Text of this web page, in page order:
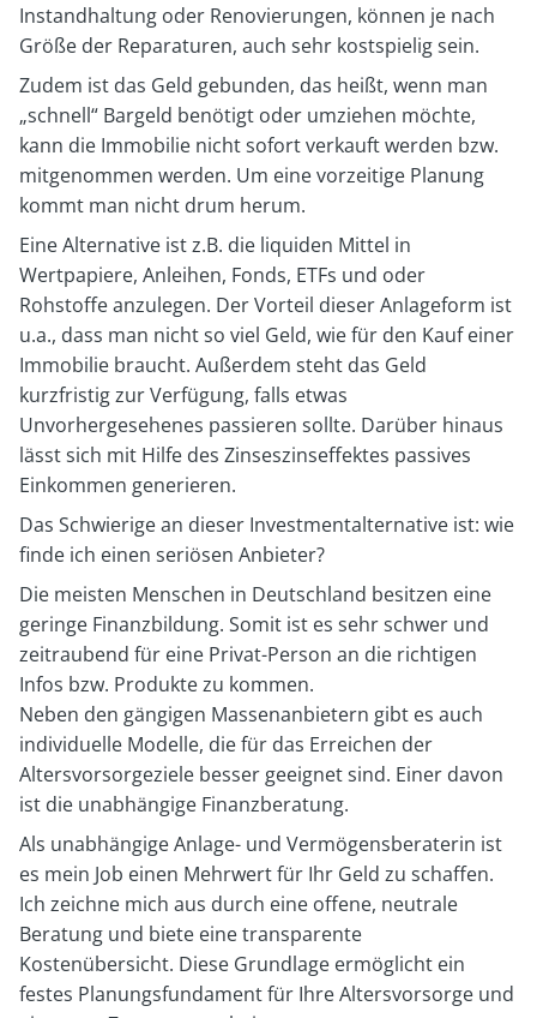
Instandhaltung oder Renovierungen, können je nach
Größe der Reparaturen, auch sehr kostspielig sein.
Zudem ist das Geld gebunden, das heißt, wenn man
„schnell“ Bargeld benötigt oder umziehen möchte,
kann die Immobilie nicht sofort verkauft werden bzw.
mitgenommen werden. Um eine vorzeitige Planung
kommt man nicht drum herum.
Eine Alternative ist z.B. die liquiden Mittel in
Wertpapiere, Anleihen, Fonds, ETFs und oder
Rohstoffe anzulegen. Der Vorteil dieser Anlageform ist
u.a., dass man nicht so viel Geld, wie für den Kauf einer
Immobilie braucht. Außerdem steht das Geld
kurzfristig zur Verfügung, falls etwas
Unvorhergesehenes passieren sollte. Darüber hinaus
lässt sich mit Hilfe des Zinseszinseffektes passives
Einkommen generieren.
Das Schwierige an dieser Investmentalternative ist: wie
finde ich einen seriösen Anbieter?
Die meisten Menschen in Deutschland besitzen eine
geringe Finanzbildung. Somit ist es sehr schwer und
zeitraubend für eine Privat-Person an die richtigen
Infos bzw. Produkte zu kommen.
Neben den gängigen Massenanbietern gibt es auch
individuelle Modelle, die für das Erreichen der
Altersvorsorgeziele besser geeignet sind. Einer davon
ist die unabhängige Finanzberatung.
Als unabhängige Anlage- und Vermögensberaterin ist
es mein Job einen Mehrwert für Ihr Geld zu schaffen.
Ich zeichne mich aus durch eine offene, neutrale
Beratung und biete eine transparente
Kostenübersicht. Diese Grundlage ermöglicht ein
festes Planungsfundament für Ihre Altersvorsorge und